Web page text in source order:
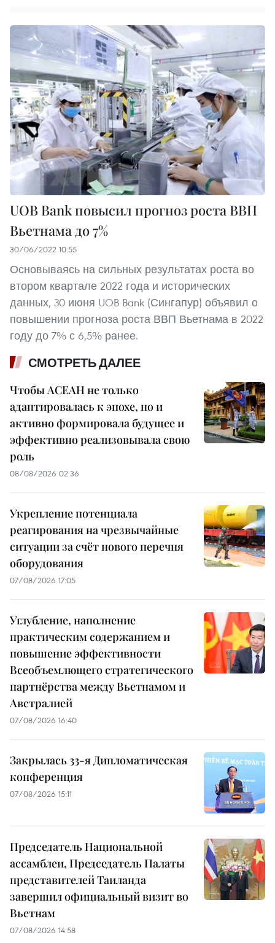
UOB Bank повысил прогноз роста ВВП
Вьетнама до 7%
30/06/2022 10:55
Основываясь на сильных результатах роста во
втором квартале 2022 года и исторических
данных, 30 июня UOB Bank (Сингапур) объявил о
повышении прогноза роста ВВП Вьетнама в 2022
году до 7% с 6,5% ранее.
СМОТРЕТЬ ДАЛЕЕ
Чтобы АСЕАН не только
адаптировалась к эпохе, но и
активно формировала будущее и
эффективно реализовывала свою
роль
08/08/2026 02:36
Укрепление потенциала
реагирования на чрезвычайные
ситуации за счёт нового перечня
оборудования
07/08/2026 17:05
Углубление, наполнение
практическим содержанием и
повышение эффективности
Всеобъемлющего стратегического
партнёрства между Вьетнамом и
Австралией
07/08/2026 16:40
Закрылась 33-я Дипломатическая
конференция
07/08/2026 15:11
Председатель Национальной
ассамблеи, Председатель Палаты
представителей Таиланда
завершил официальный визит во
Вьетнам
07/08/2026 14:58